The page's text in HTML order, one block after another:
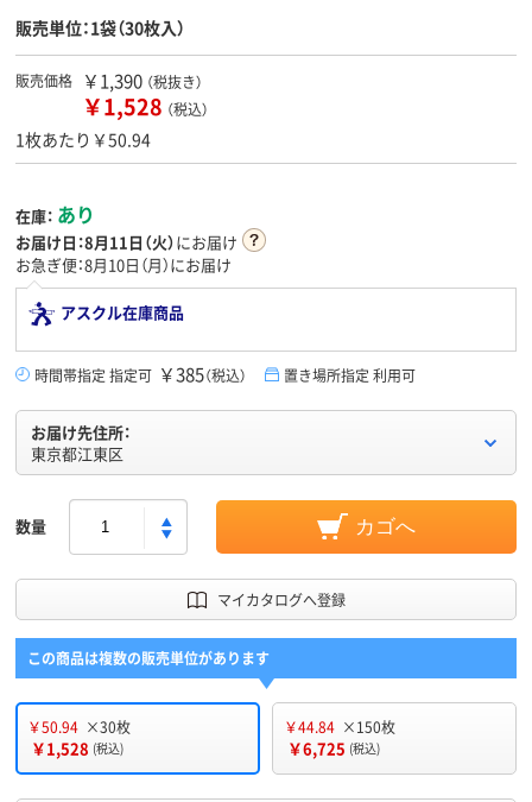
販売単位：1袋（30枚入）
販売価格 ￥1,390 （税抜き）
￥1,528 （税込）
1枚あたり￥50.94
在庫： あり
お届け日：8月11日（火）にお届け
お急ぎ便：8月10日（月）にお届け
アスクル在庫商品
時間帯指定 指定可 ￥385（税込） 置き場所指定 利用可
お届け先住所：
東京都江東区
数量 カゴへ
マイカタログへ登録
この商品は複数の販売単位があります
￥50.94 ×30枚
￥1,528 (税込)
￥44.84 ×150枚
￥6,725 (税込)